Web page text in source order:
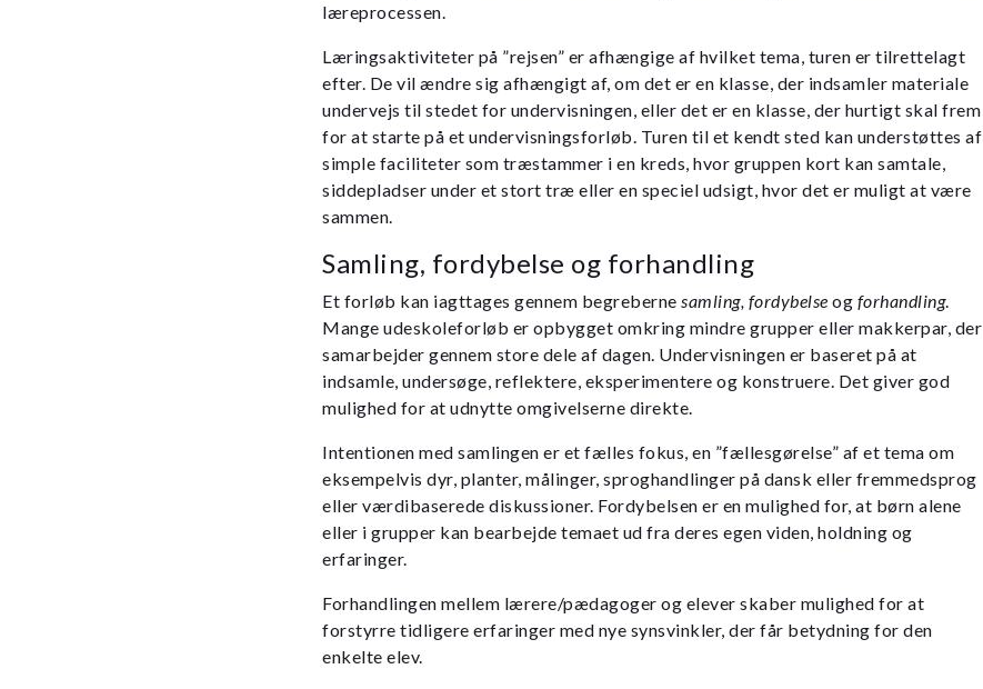
læreprocessen.
Læringsaktiviteter på ”rejsen” er afhængige af hvilket tema, turen er tilrettelagt
efter. De vil ændre sig afhængigt af, om det er en klasse, der indsamler materiale
undervejs til stedet for undervisningen, eller det er en klasse, der hurtigt skal frem
for at starte på et undervisningsforløb. Turen til et kendt sted kan understøttes af
simple faciliteter som træstammer i en kreds, hvor gruppen kort kan samtale,
siddepladser under et stort træ eller en speciel udsigt, hvor det er muligt at være
sammen.
Samling, fordybelse og forhandling
Et forløb kan iagttages gennem begreberne samling, fordybelse og forhandling.
Mange udeskoleforløb er opbygget omkring mindre grupper eller makkerpar, der
samarbejder gennem store dele af dagen. Undervisningen er baseret på at
indsamle, undersøge, reflektere, eksperimentere og konstruere. Det giver god
mulighed for at udnytte omgivelserne direkte.
Intentionen med samlingen er et fælles fokus, en ”fællesgørelse” af et tema om
eksempelvis dyr, planter, målinger, sproghandlinger på dansk eller fremmedsprog
eller værdibaserede diskussioner. Fordybelsen er en mulighed for, at børn alene
eller i grupper kan bearbejde temaet ud fra deres egen viden, holdning og
erfaringer.
Forhandlingen mellem lærere/pædagoger og elever skaber mulighed for at
forstyrre tidligere erfaringer med nye synsvinkler, der får betydning for den
enkelte elev.